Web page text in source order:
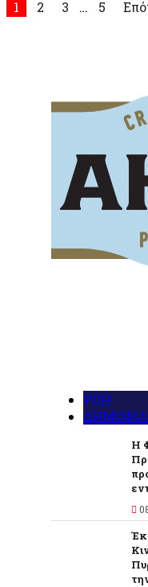
1 2 3 … 5
ΡΟΗ
Η